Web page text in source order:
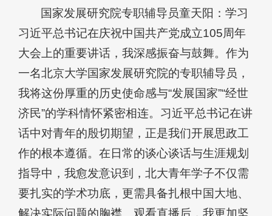
国家发展研究院专职辅导员童天阳：学习
习近平总书记在庆祝中国共产党成立105周年
大会上的重要讲话，我深感振奋与鼓舞。作为
一名北京大学国家发展研究院的专职辅导员，
我将这份厚重的历史使命感与“发展国家”“经世
济民”的学科情怀紧密相连。习近平总书记在讲
话中对青年的殷切期望，正是我们开展思政工
作的根本遵循。在日常的谈心谈话与生涯规划
指导中，我愈发意识到，北大青年学子不仅需
要扎实的学术功底，更需具备扎根中国大地、
解决实际问题的胸襟。观看直播后，我更加坚